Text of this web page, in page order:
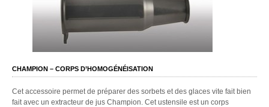
CHAMPION – CORPS D’HOMOGÉNÉISATION
Cet accessoire permet de préparer des sorbets et des glaces vite fait bien
fait avec un extracteur de jus Champion. Cet ustensile est un corps